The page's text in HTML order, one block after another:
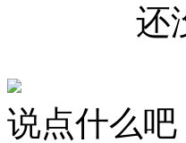
还
说点什么吧